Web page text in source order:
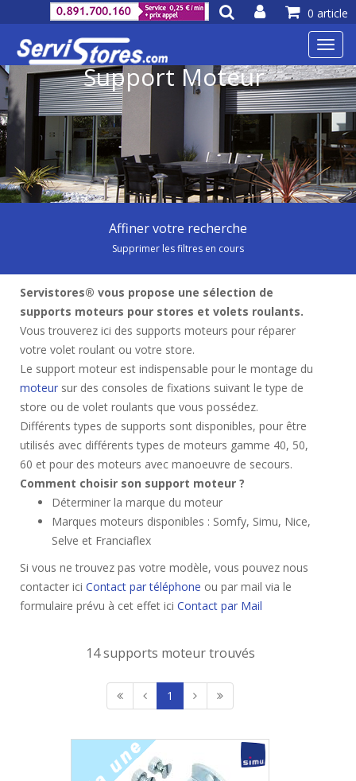
0 article
Support Moteur
Affiner votre recherche
Supprimer les filtres en cours
Servistores® vous propose une sélection de
supports moteurs pour stores et volets roulants.
Vous trouverez ici des supports moteurs pour réparer
votre volet roulant ou votre store.
Le support moteur est indispensable pour le montage du
moteur sur des consoles de fixations suivant le type de
store ou de volet roulants que vous possédez.
Différents types de supports sont disponibles, pour être
utilisés avec différents types de moteurs gamme 40, 50,
60 et pour des moteurs avec manoeuvre de secours.
Comment choisir son support moteur ?
Déterminer la marque du moteur
Marques moteurs disponibles : Somfy, Simu, Nice,
Selve et Franciaflex
Si vous ne trouvez pas votre modèle, vous pouvez nous
contacter ici Contact par téléphone ou par mail via le
formulaire prévu à cet effet ici Contact par Mail
14 supports moteur trouvés
1